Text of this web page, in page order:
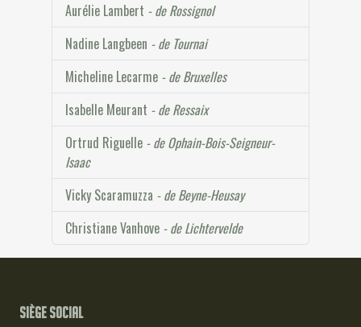
Aurélie Lambert - de Rossignol
Nadine Langbeen - de Tournai
Micheline Lecarme - de Bruxelles
Isabelle Meurant - de Ressaix
Ortrud Riguelle - de Ophain-Bois-Seigneur-
Isaac
Vicky Scaramuzza - de Beyne-Heusay
Christiane Vanhove - de Lichtervelde
Siège social